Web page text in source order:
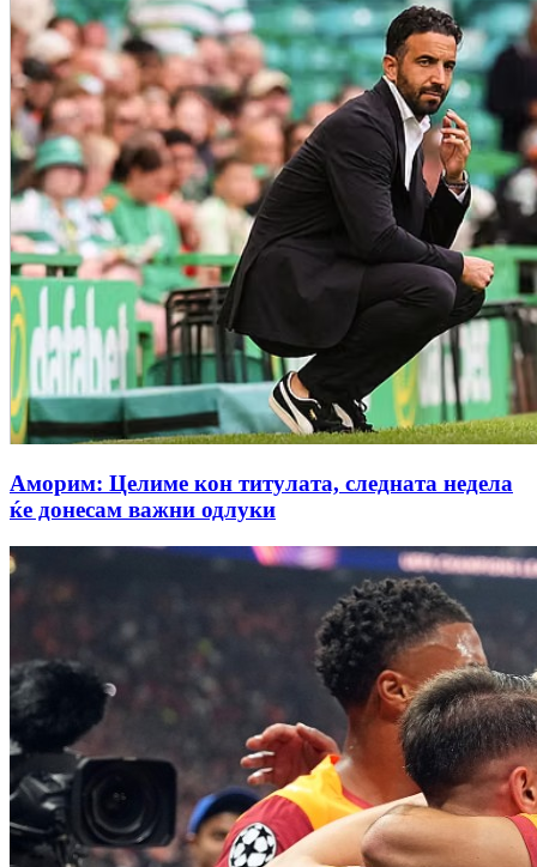
Аморим: Целиме кон титулата, следната недела
ќе донесам важни одлуки